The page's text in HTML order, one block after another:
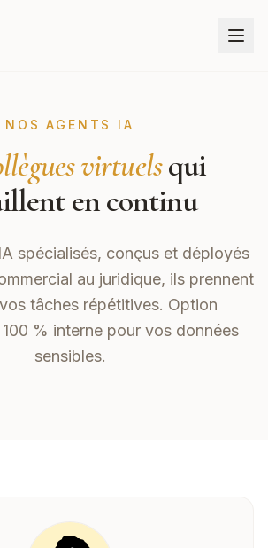
NOS AGENTS IA
virtuelsqui
en continu
spécialisés, conçus et déployés
au juridique, ils prennent
tâches répétitives. Option
% interne pour vos données
sensibles.